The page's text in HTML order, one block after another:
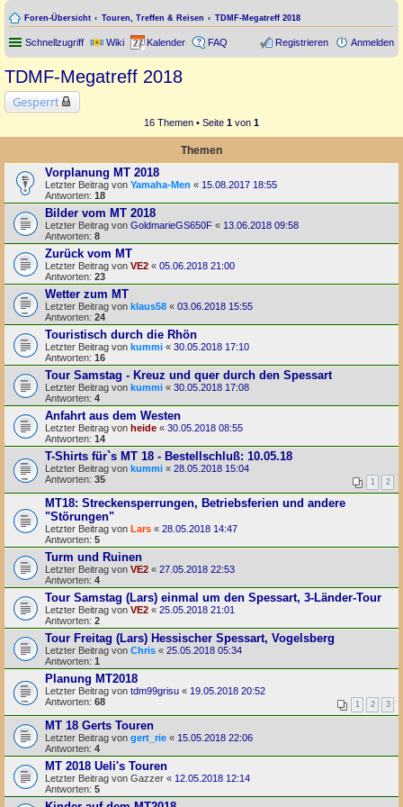
Foren-Übersicht Touren, Treffen & Reisen TDMF-Megatreff 2018
Schnellzugriff Wiki Kalender FAQ Anmelden
Registrieren
TDMF-Megatreff 2018
Gesperrt
16 Themen • Seite 1 von 1
Themen
Vorplanung MT 2018
Letzter Beitrag von Yamaha-Men « 15.08.2017 18:55
Antworten: 18
Bilder vom MT 2018
Letzter Beitrag von GoldmarieGS650F « 13.06.2018 09:58
Antworten: 8
Zurück vom MT
Letzter Beitrag von VE2 « 05.06.2018 21:00
Antworten: 23
Wetter zum MT
Letzter Beitrag von klaus58 « 03.06.2018 15:55
Antworten: 24
Touristisch durch die Rhön
Letzter Beitrag von kummi « 30.05.2018 17:10
Antworten: 16
Tour Samstag - Kreuz und quer durch den Spessart
Letzter Beitrag von kummi « 30.05.2018 17:08
Antworten: 4
Anfahrt aus dem Westen
Letzter Beitrag von heide « 30.05.2018 08:55
Antworten: 14
T-Shirts für`s MT 18 - Bestellschluß: 10.05.18
Letzter Beitrag von kummi « 28.05.2018 15:04
Antworten: 35 1 2
MT18: Streckensperrungen, Betriebsferien und andere
"Störungen"
Letzter Beitrag von Lars « 28.05.2018 14:47
Antworten: 5
Turm und Ruinen
Letzter Beitrag von VE2 « 27.05.2018 22:53
Antworten: 4
Tour Samstag (Lars) einmal um den Spessart, 3-Länder-Tour
Letzter Beitrag von VE2 « 25.05.2018 21:01
Antworten: 2
Tour Freitag (Lars) Hessischer Spessart, Vogelsberg
Letzter Beitrag von Chris « 25.05.2018 05:34
Antworten: 1
Planung MT2018
Letzter Beitrag von tdm99grisu « 19.05.2018 20:52
Antworten: 68 1 2 3
MT 18 Gerts Touren
Letzter Beitrag von gert_rie « 15.05.2018 22:06
Antworten: 4
MT 2018 Ueli's Touren
Letzter Beitrag von Gazzer « 12.05.2018 12:14
Antworten: 5